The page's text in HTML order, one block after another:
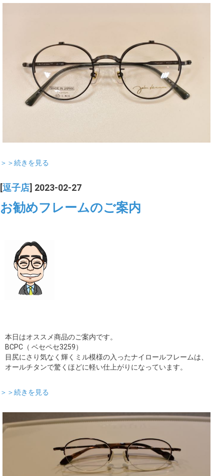
＞＞続きを見る
[逗子店] 2023-02-27
お勧めフレームのご案内
本日はオススメ商品のご案内です。
BCPC（ ベセペセ3259）
目尻にさり気なく輝くミル模様の入ったナイロールフレームは、
オールチタンで驚くほどに軽い仕上がりになっています。
＞＞続きを見る